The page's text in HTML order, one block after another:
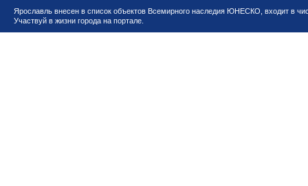
Ярославль внесен в список объектов Всемирного наследия ЮНЕСКО, входит в
Участвуй в жизни города на портале.